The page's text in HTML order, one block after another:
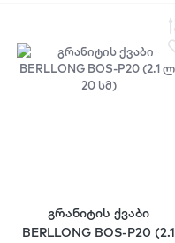
გრანიტის ქვაბი
BERLLONG BOS-P20 (2.1